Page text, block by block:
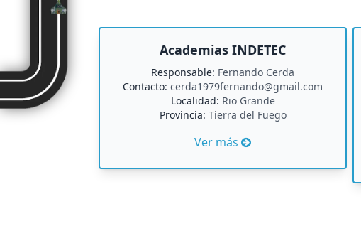
Academias INDETEC
Responsable: Fernando Cerda
Contacto: cerda1979fernando@gmail.com
Localidad: Rio Grande
Provincia: Tierra del Fuego
Ver más